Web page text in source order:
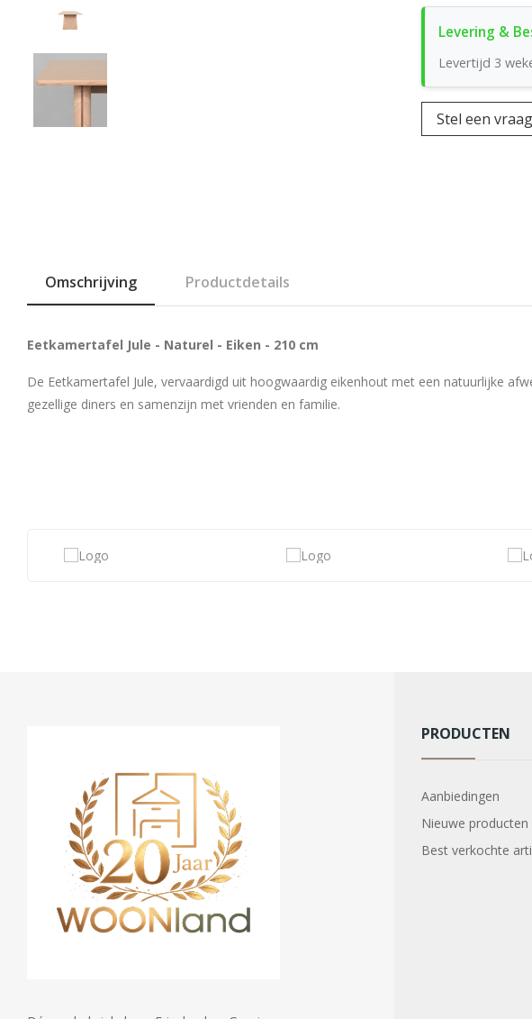
Levertijd 3
Stel een
Omschrijving Productdetails
Eetkamertafel Jule - Naturel - Eiken - 210 cm
De Eetkamertafel Jule, vervaardigd uit hoogwaardig eikenhout met een natuurlijke
gezellige diners en samenzijn met vrienden en familie.
PRODUCTEN
Aanbiedingen
Nieuwe producten
Best verkochte